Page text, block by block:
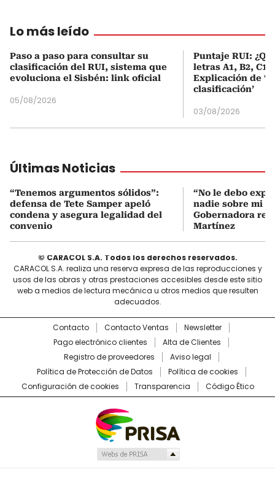
Lo más leído
Paso a paso para consultar su
clasificación del RUI, sistema que
evoluciona el Sisbén: link oficial
05/08/2026
Puntaje RUI:
letras A1, B2, C1
Explicación de
clasificación’
03/08/2026
Últimas Noticias
“Tenemos argumentos sólidos”:
defensa de Tete Samper apeló
condena y asegura legalidad del
convenio
“No le debo
nadie sobre mi
Gobernadora
Martínez
© CARACOL S.A. Todos los derechos reservados.
CARACOL S.A. realiza una reserva expresa de las reproducciones y
usos de las obras y otras prestaciones accesibles desde este sitio
web a medios de lectura mecánica u otros medios que resulten
adecuados.
Contacto Contacto Ventas
Newsletter
Pago electrónico clientes
Alta de Clientes
Registro de proveedores
Aviso legal
Política de Protección de Datos
Política de cookies
Configuración de cookies
Transparencia Código Ético